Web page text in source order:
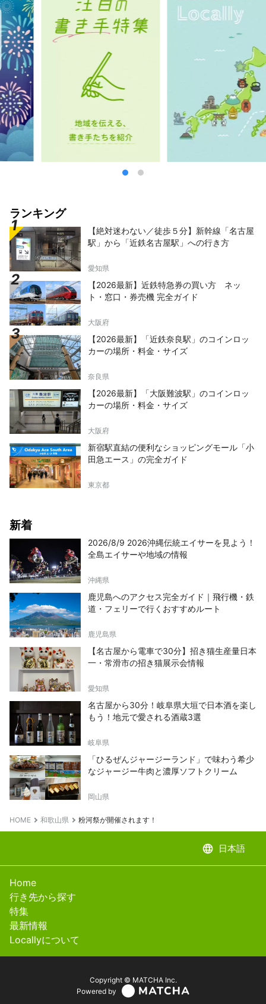
さい。
ランキング
【絶対迷わない／徒歩５分】新幹線「名古屋
駅」から「近鉄名古屋駅」への行き方
愛知県
【2026最新】近鉄特急券の買い方 ネッ
ト・窓口・券売機 完全ガイド
大阪府
【2026最新】「近鉄奈良駅」のコインロッ
カーの場所・料金・サイズ
奈良県
【2026最新】「大阪難波駅」のコインロッ
カーの場所・料金・サイズ
大阪府
新宿駅直結の便利なショッピングモール「小
田急エース」の完全ガイド
東京都
新着
2026/8/9 2026沖縄伝統エイサーを見よう！
全島エイサーや地域の情報
沖縄県
鹿児島へのアクセス完全ガイド｜飛行機・鉄
道・フェリーで行くおすすめルート
鹿児島県
【名古屋から電車で30分】招き猫生産量日本
一・常滑市の招き猫展示会情報
愛知県
名古屋から30分！岐阜県大垣で日本酒を楽し
もう！地元で愛される酒蔵3選
岐阜県
「ひるぜんジャージーランド」で味わう希少
なジャージー牛肉と濃厚ソフトクリーム
岡山県
HOME 和歌山県 粉河祭が開催されます！
language 日本語
Home
行き先から探す
特集
最新情報
Locallyについて
Copyright © MATCHA Inc.
Powered by